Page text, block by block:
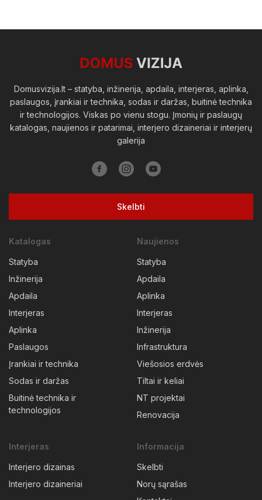
Domusvizija.lt – statyba, inžinerija, apdaila, interjeras, aplinka,
paslaugos, įrankiai ir technika, sodas ir daržas, buitinė technika
ir technologijos. Viskas po vienu stogu. Įmonių ir paslaugų
katalogas, naujienos ir patarimai, interjero dizaineriai ir interjerų
galerija
Skelbti
Katalogas
Statyba
Inžinerija
Apdaila
Interjeras
Aplinka
Paslaugos
Įrankiai ir technika
Sodas ir daržas
Buitinė technika ir
technologijos
Naujienos
Statyba
Apdaila
Aplinka
Interjeras
Inžinerija
Infrastruktura
Viešosios erdvės
Tiltai ir keliai
NT projektai
Renovacija
Interjeras
Interjero dizainas
Interjero dizaineriai
Informacija
Skelbti
Norų sąrašas